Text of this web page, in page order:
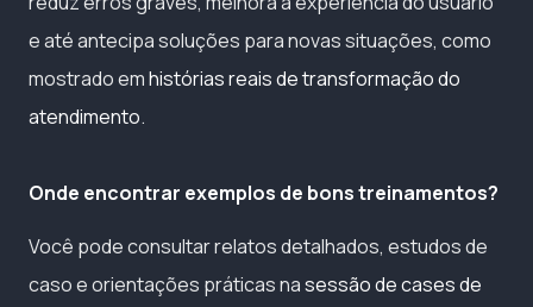
e até antecipa soluções para novas situações, como
mostrado emhistórias reais de transformação do
atendimento.
Onde encontrar exemplos de bons treinamentos?
Você pode consultar relatos detalhados, estudos de
caso e orientações práticas nasessão de cases de